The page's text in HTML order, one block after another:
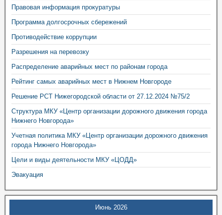
Правовая информация прокуратуры
Программа долгосрочных сбережений
Противодействие коррупции
Разрешения на перевозку
Распределение аварийных мест по районам города
Рейтинг самых аварийных мест в Нижнем Новгороде
Решение РСТ Нижегородской области от 27.12.2024 №75/2
Структура МКУ «Центр организации дорожного движения города
Нижнего Новгорода»
Учетная политика МКУ «Центр организации дорожного движения
города Нижнего Новгорода»
Цели и виды деятельности МКУ «ЦОДД»
Эвакуация
Июнь 2026